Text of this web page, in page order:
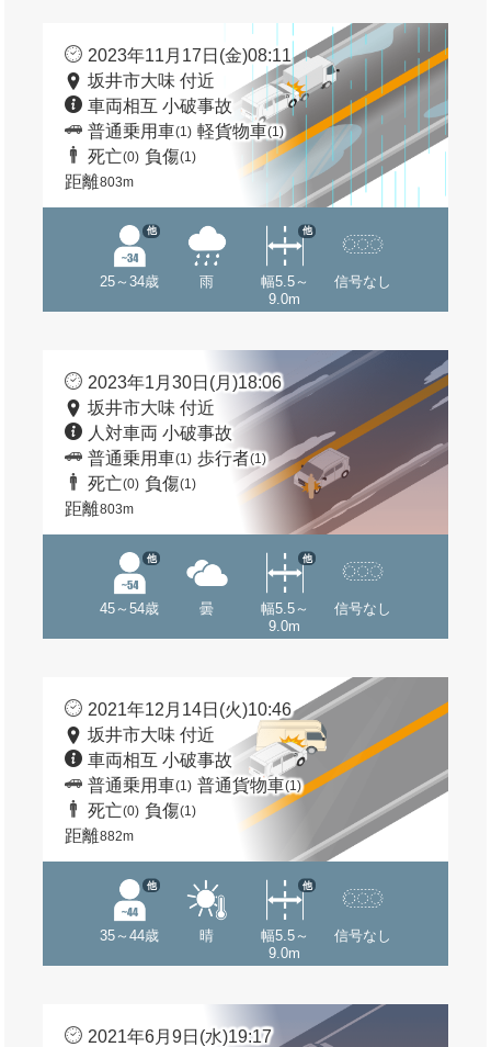
2023年11月17日(金)08:11
坂井市大味 付近
車両相互 小破事故
普通乗用車(1) 軽貨物車(1)
死亡(0) 負傷(1)
距離803m
25～34歳
他
雨
幅5.5～
9.0m
他
信号なし
2023年1月30日(月)18:06
坂井市大味 付近
人対車両 小破事故
普通乗用車(1) 歩行者(1)
死亡(0) 負傷(1)
距離803m
45～54歳
他
曇
幅5.5～
9.0m
他
信号なし
2021年12月14日(火)10:46
坂井市大味 付近
車両相互 小破事故
普通乗用車(1) 普通貨物車(1)
死亡(0) 負傷(1)
距離882m
35～44歳
他
晴
幅5.5～
9.0m
他
信号なし
2021年6月9日(水)19:17